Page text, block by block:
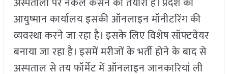
आयुष्मान कार्यालय इसकी ऑनलाइन मॉनीटरिंग की
व्यवस्था करने जा रहा है। इसके लिए विशेष सॉफ्टवेयर
बनाया जा रहा है। इसमें मरीजों के भर्ती होने के बाद से
अस्पताल से तय फॉर्मेट में ऑनलाइन जानकारियां ली